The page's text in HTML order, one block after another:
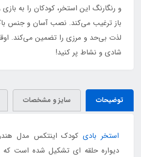
و رنگارنگ این استخر، کودکان را به
باز ترغیب می‌کند. نصب آسان و جنس
لذت بی‌حد و مرزی را تضمین می‌کند.
شادی و نشاط پر کنید!
توضیحات سایز و مشخصات
استخر بادیکودک اینتکس مدل
دیواره حلقه ای تشکیل شده است که